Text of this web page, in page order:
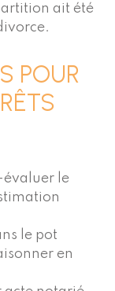
ait été
POUR
évaluer le
le pot
en